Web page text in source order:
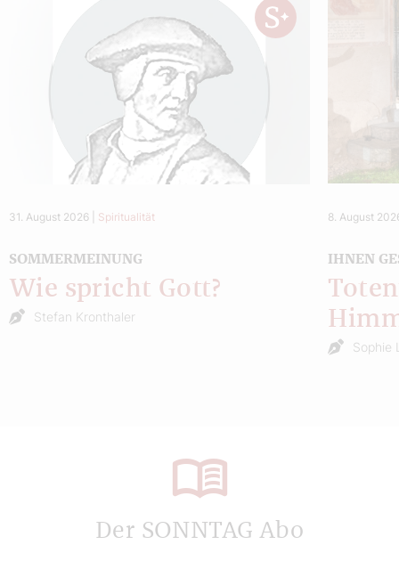
31. August 2026 Spiritualität
SOMMERMEINUNG
Wie spricht Gott?
Stefan Kronthaler
8. August
IHNEN
Sophie
Der SONNTAG Abo